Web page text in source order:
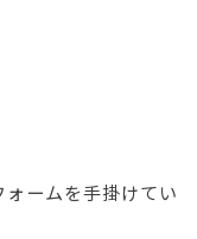
ームを手掛けてい